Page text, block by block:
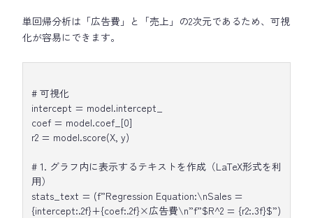
単回帰分析は「広告費」と「売上」の2次元であるため、可視
化が容易にできます。
# 可視化
intercept = model.intercept_
coef = model.coef_[0]
r2 = model.score(X, y)
# 1. グラフ内に表示するテキストを作成（LaTeX形式を利
用）
stats_text = (f”Regression Equation:\nSales =
{intercept:.2f}+{coef:.2f}×広告費\n”f”$R^2 = {r2:.3f}$”)